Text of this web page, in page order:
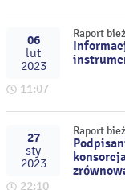
06
lut
2023
11:07
Raport
27
sty
2023
22:10
Raport